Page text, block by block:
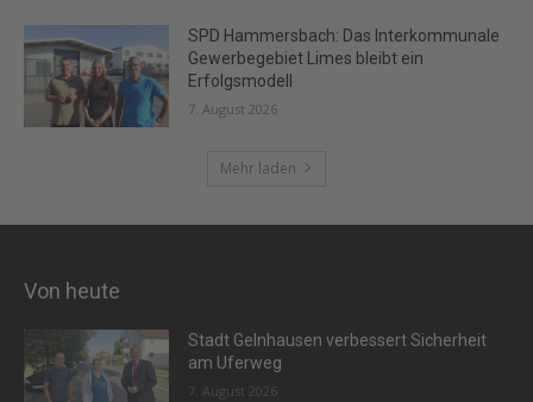
SPD Hammersbach: Das Interkommunale
Gewerbegebiet Limes bleibt ein
Erfolgsmodell
7. August 2026
Mehr laden
Von heute
Stadt Gelnhausen verbessert Sicherheit
am Uferweg
7. August 2026